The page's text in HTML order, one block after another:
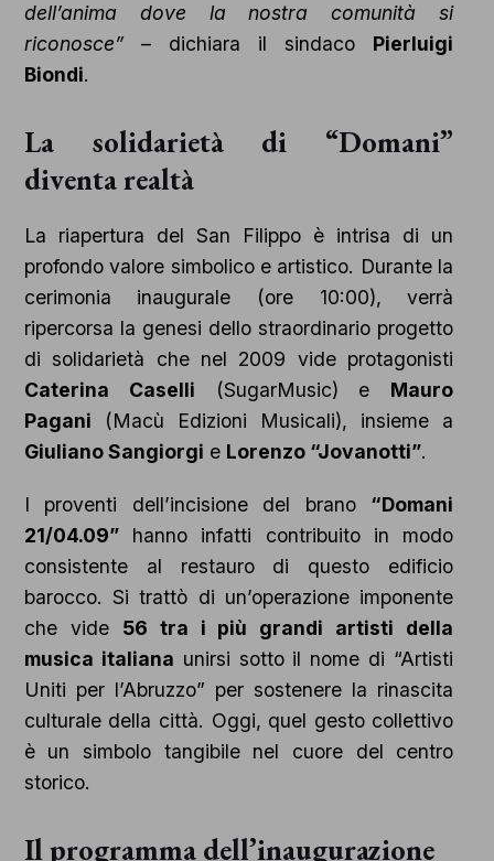
dell’anima dove la nostra comunità si
riconosce”– dichiara il sindaco Pierluigi
Biondi.
La solidarietà di “Domani”
diventa realtà
La riapertura del San Filippo è intrisa di un
profondo valore simbolico e artistico. Durante la
cerimonia inaugurale (ore 10:00), verrà
ripercorsa la genesi dello straordinario progetto
di solidarietà che nel 2009 vide protagonisti
Caterina Caselli (SugarMusic) e Mauro
Pagani (Macù Edizioni Musicali), insieme a
Giuliano Sangiorgi e Lorenzo “Jovanotti”.
I proventi dell’incisione del brano “Domani
21/04.09”hanno infatti contribuito in modo
consistente al restauro di questo edificio
barocco. Si trattò di un’operazione imponente
che vide 56 tra i più grandi artisti della
musica italiana unirsi sotto il nome di “Artisti
Uniti per l’Abruzzo” per sostenere la rinascita
culturale della città. Oggi, quel gesto collettivo
è un simbolo tangibile nel cuore del centro
storico.
Il programma dell’inaugurazione